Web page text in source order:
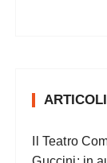
Il Teatro